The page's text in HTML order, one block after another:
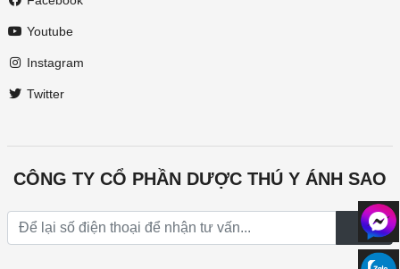
Youtube
Instagram
Twitter
CÔNG TY CỔ PHẦN DƯỢC THÚ Y ÁNH SAO